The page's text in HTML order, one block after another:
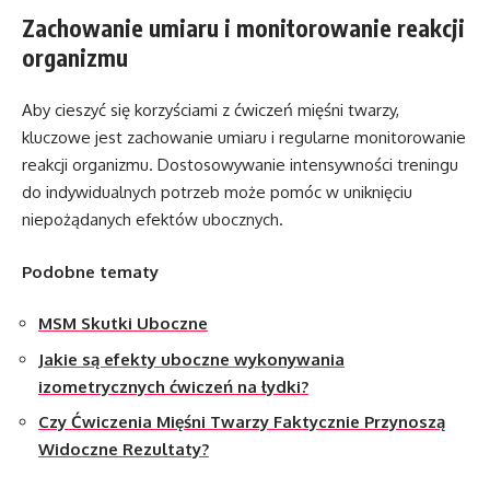
Zachowanie umiaru i monitorowanie reakcji
organizmu
Aby cieszyć się korzyściami z ćwiczeń mięśni twarzy,
kluczowe jest zachowanie umiaru i regularne monitorowanie
reakcji organizmu. Dostosowywanie intensywności treningu
do indywidualnych potrzeb może pomóc w uniknięciu
niepożądanych efektów ubocznych.
Podobne tematy
MSM Skutki Uboczne
Jakie są efekty uboczne wykonywania
izometrycznych ćwiczeń na łydki?
Czy Ćwiczenia Mięśni Twarzy Faktycznie Przynoszą
Widoczne Rezultaty?